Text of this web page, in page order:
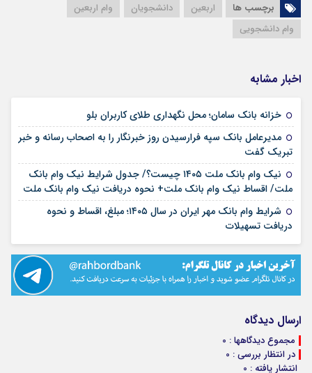
برچسب ها اربعین دانشجویان
وام اربعین
وام‌ دانشجویی
اخبار مشابه
خزانه بانک سامان؛ محل نگهداری طلای کاربران بلو
مدیرعامل بانک سپه فرارسیدن روز خبرنگار را به اصحاب رسانه و خبر
تبریک گفت
نیک وام بانک ملت ۱۴۰۵ چیست؟/ جدول شرایط نیک وام بانک
ملت/ اقساط نیک وام بانک ملت+ نحوه دریافت نیک وام بانک ملت
شرایط وام بانک مهر ایران در سال ۱۴۰۵؛ مبلغ، اقساط و نحوه
دریافت تسهیلات
ارسال دیدگاه
مجموع دیدگاهها : 0
در انتظار بررسی : 0
انتشار یافته : 0